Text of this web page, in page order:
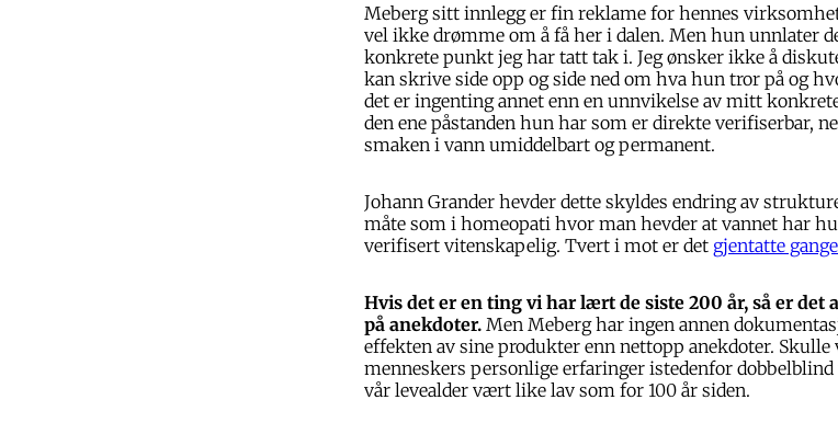
Meberg sitt innlegg er fin reklame for hennes
vel ikke drømme om å få her i dalen. Men hun unnlater
konkrete punkt jeg har tatt tak i. Jeg ønsker ikke å
kan skrive side opp og side ned om hva hun tror på og
det er ingenting annet enn en unnvikelse av mitt
den ene påstanden hun har som er direkte verifiserbar,
smaken i vann umiddelbart og permanent.
Johann Grander hevder dette skyldes endring av
måte som i homeopati hvor man hevder at vannet har
verifisert vitenskapelig. Tvert i mot er det gjentatte
Hvis det er en ting vi har lært de siste 200 år, så er det
på anekdoter. Men Meberg har ingen annen
effekten av sine produkter enn nettopp anekdoter. Skulle
menneskers personlige erfaringer istedenfor
vår levealder vært like lav som for 100 år siden.